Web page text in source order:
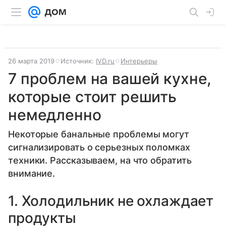
26 марта 2019 Источник: IVD.ru Интерьеры
7 проблем на вашей кухне,
которые стоит решить
немедленно
Некоторые банальные проблемы могут
сигнализировать о серьезных поломках
техники. Рассказываем, на что обратить
внимание.
1. Холодильник не охлаждает
продукты